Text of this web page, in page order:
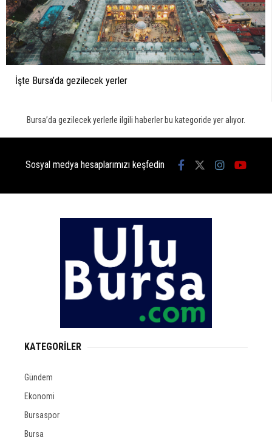
İşte Bursa’da gezilecek yerler
Bursa’da gezilecek yerlerle ilgili haberler bu kategoride yer alıyor.
Sosyal medya hesaplarımızı keşfedin
KATEGORİLER
Gündem
Ekonomi
Bursaspor
Bursa